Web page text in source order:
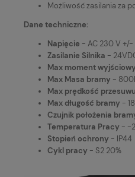
Możliwość zasilania za
Dane techniczne:
Napięcie - AC 230 V +/-
Zasilanie Silnika -
Max moment wyjściowy
Max Masa bramy -
Max prędkość przesuwu
Max długość bramy -
Czujnik położenia
Temperatura Pracy - -
Stopień ochrony - IP44
Cykl pracy - S2 20%